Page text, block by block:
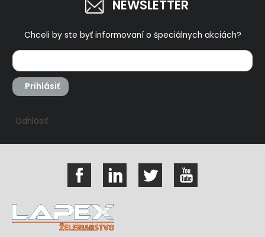
NEWSLETTER
Chceli by ste byť informovaní o špeciálnych akciách?
Prihlásiť
Odhlásiť